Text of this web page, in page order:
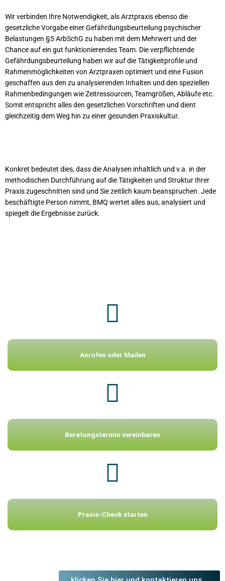
Wir verbinden Ihre Notwendigkeit, als Arztpraxis ebenso die
gesetzliche Vorgabe einer Gefährdungsbeurteilung psychischer
Belastungen §5 ArbSchG zu haben mit dem Mehrwert und der
Chance auf ein gut funktionierendes Team. Die verpflichtende
Gefährdungsbeurteilung haben wir auf die Tätigkeitprofile und
Rahmenmöglichkeiten von Arztpraxen optimiert und eine Fusion
geschaffen aus den zu analysierenden Inhalten und den speziellen
Rahmenbedingungen wie Zeitressourcen, Teamgrößen, Abläufe etc.
Somit entspricht alles den gesetzlichen Vorschriften und dient
gleichzeitig dem Weg hin zu einer gesunden Praxiskultur.
Konkret bedeutet dies, dass die Analysen inhaltlich und v.a. in der
methodischen Durchführung auf die Tätigkeiten und Struktur Ihrer
Praxis zugeschnitten sind und Sie zeitlich kaum beanspruchen. Jede
beschäftigte Person nimmt, BMQ wertet alles aus, analysiert und
spiegelt die Ergebnisse zurück.
Anrufen oder Mailen
Beratungstermin vereinbaren
Praxis-Check starten